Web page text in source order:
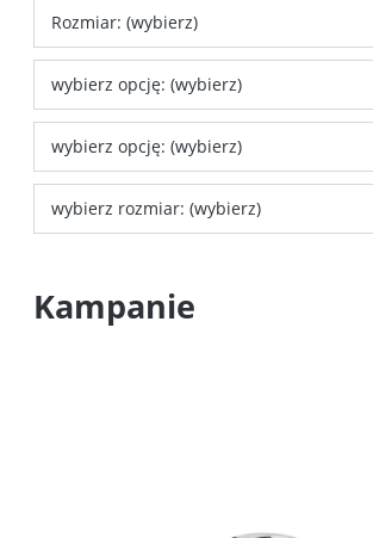
Rozmiar: (wybierz)
wybierz opcję: (wybierz)
wybierz opcję: (wybierz)
wybierz rozmiar: (wybierz)
Kampanie